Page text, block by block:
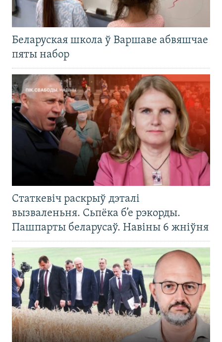
Беларуская школа ў Варшаве абвяшчае
пяты набор
Статкевіч раскрыў дэталі
вызваленьня. Сьпёка б’е рэкорды.
Пашпарты беларусаў. Навіны 6 жніўня